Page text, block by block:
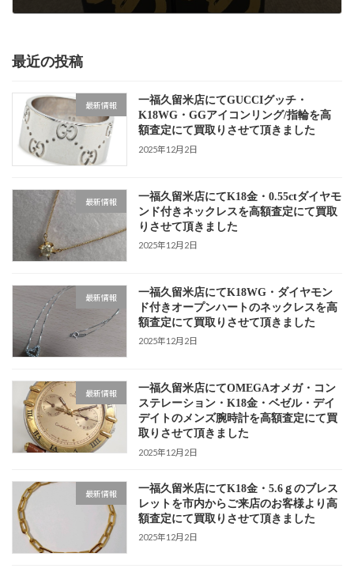
最近の投稿
最新情報
一福久留米店にてGUCCIグッチ・
K18WG・GGアイコンリング/指輪を高
額査定にて買取りさせて頂きました
2025年12月2日
最新情報
一福久留米店にてK18金・0.55ctダイヤモ
ンド付きネックレスを高額査定にて買取
りさせて頂きました
2025年12月2日
最新情報
一福久留米店にてK18WG・ダイヤモン
ド付きオープンハートのネックレスを高
額査定にて買取りさせて頂きました
2025年12月2日
最新情報
一福久留米店にてOMEGAオメガ・コン
ステレーション・K18金・ベゼル・デイ
デイトのメンズ腕時計を高額査定にて買
取りさせて頂きました
2025年12月2日
最新情報
一福久留米店にてK18金・5.6ｇのブレス
レットを市内からご来店のお客様より高
額査定にて買取りさせて頂きました
2025年12月2日